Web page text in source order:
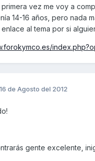
vez me voy a
14-16 años, pero nada
al tema por si
16 de Agosto del 2012
gente excelente,